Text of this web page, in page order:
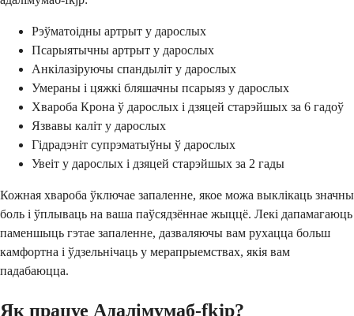
Рэўматоідны артрыт у дарослых
Псарыятычны артрыт у дарослых
Анкілазіруючы спандыліт у дарослых
Умераны і цяжкі бляшачны псарыяз у дарослых
Хвароба Крона ў дарослых і дзяцей старэйшых за 6 гадоў
Язвавы каліт у дарослых
Гідрадэніт супрэматыўны ў дарослых
Увеіт у дарослых і дзяцей старэйшых за 2 гады
Кожная хвароба ўключае запаленне, якое можа выклікаць значны
боль і ўплываць на ваша паўсядзённае жыццё. Лекі дапамагаюць
паменшыць гэтае запаленне, дазваляючы вам рухацца больш
камфортна і ўдзельнічаць у мерапрыемствах, якія вам
падабаюцца.
Як працуе Адалімумаб-fkjp?